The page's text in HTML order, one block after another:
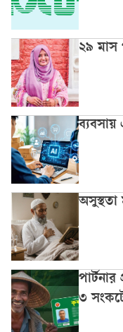
২৯ মাস
অসুস্থতা
পার্টনার
৩